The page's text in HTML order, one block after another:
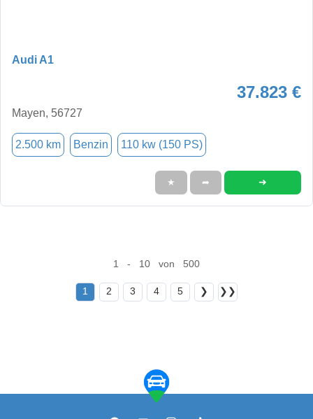
Audi A1
37.823 €
Mayen, 56727
2.500 km Benzin 110 kw (150 PS)
★ ➦ ➜
1 - 10 von 500
1 2 3 4 5 ❯ ❯❯